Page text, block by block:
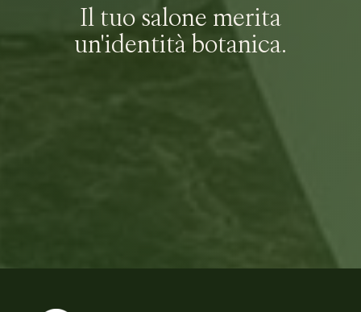
Il tuo salone merita
un'identità botanica.